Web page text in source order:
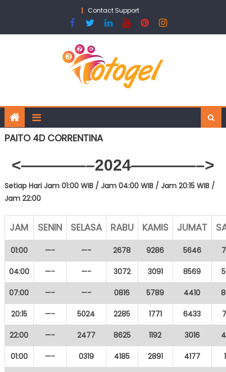
Contact Support
PAITO 4D CORRENTINA
<————–2024————–>
Setiap Hari Jam 01:00 WIB / Jam 04:00 WIB / Jam 20:15 WIB /
Jam 22:00
JAM SENIN SELASA RABU KAMIS JUMAT
01:00 —- —- 2678 9286 5646
04:00 —- —- 3072 3091 8569
07:00 —- —- 0816 5789 4410
20:15 —- 5024 2285 1771 6433
22:00 —- 2477 8625 1192 3016
01:00 —- 0319 4185 2891 4177